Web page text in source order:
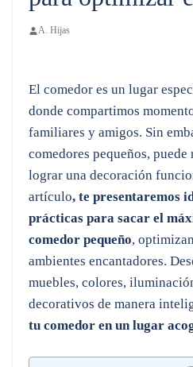
A. Hijas
El comedor es un lugar
donde compartimos
familiares y amigos. Sin
comedores pequeños,
lograr una decoración
artículo, te presentaremos
prácticas para sacar el
comedor pequeño,
ambientes encantadores.
muebles, colores,
decorativos de manera
tu comedor en un lugar